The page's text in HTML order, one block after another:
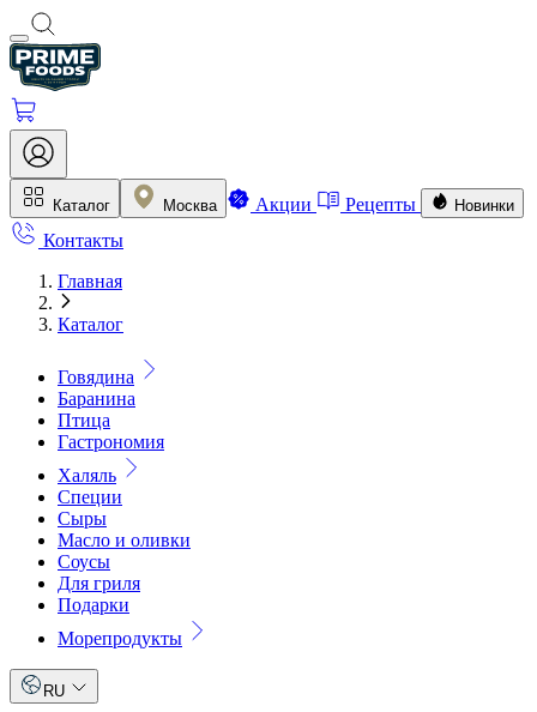
Каталог Москва Акции Рецепты Новинки
Контакты
Главная
Каталог
Говядина
Баранина
Птица
Гастрономия
Халяль
Специи
Сыры
Масло и оливки
Соусы
Для гриля
Подарки
Морепродукты
RU